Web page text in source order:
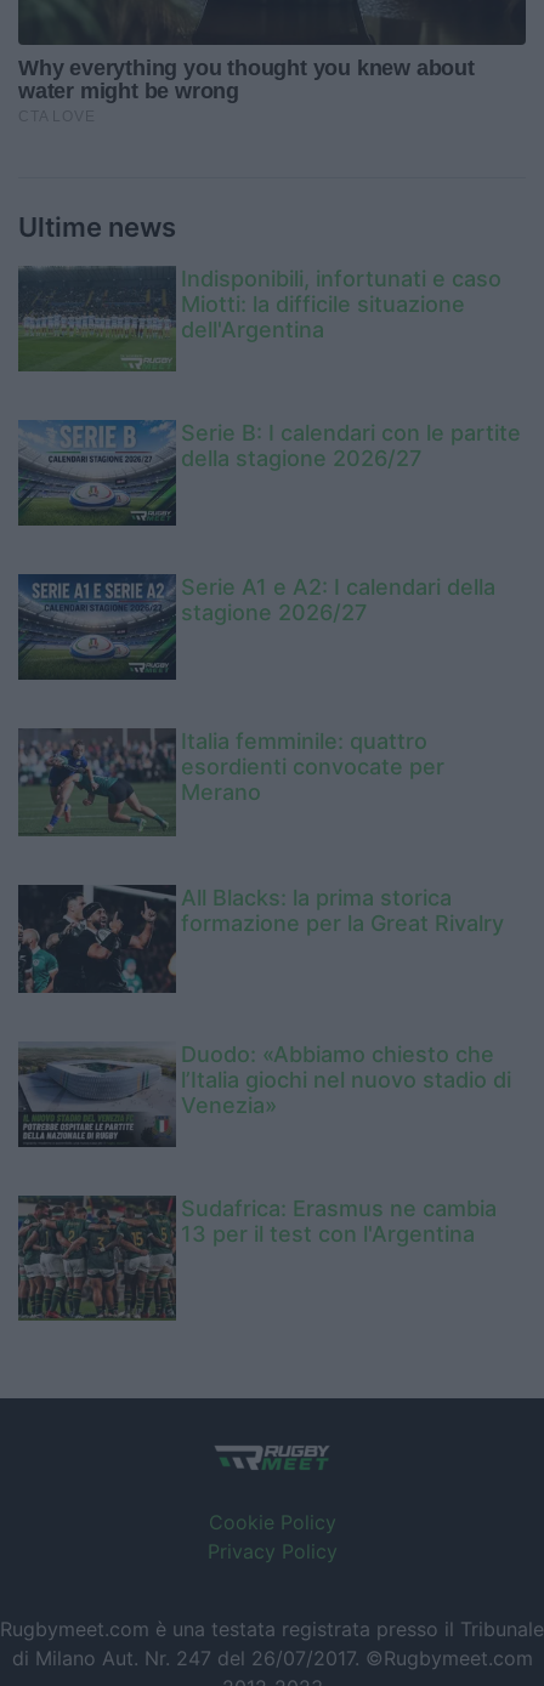
Ultime news
Indisponibili, infortunati e caso
Miotti: la difficile situazione
dell'Argentina
Serie B: I calendari con le partite
della stagione 2026/27
Serie A1 e A2: I calendari della
stagione 2026/27
Italia femminile: quattro
esordienti convocate per
Merano
All Blacks: la prima storica
formazione per la Great Rivalry
Duodo: «Abbiamo chiesto che
l’Italia giochi nel nuovo stadio di
Venezia»
Sudafrica: Erasmus ne cambia
13 per il test con l'Argentina
Cookie Policy
Privacy Policy
Rugbymeet.com è una testata registrata presso il Tribunale
di Milano Aut. Nr. 247 del 26/07/2017. ©Rugbymeet.com